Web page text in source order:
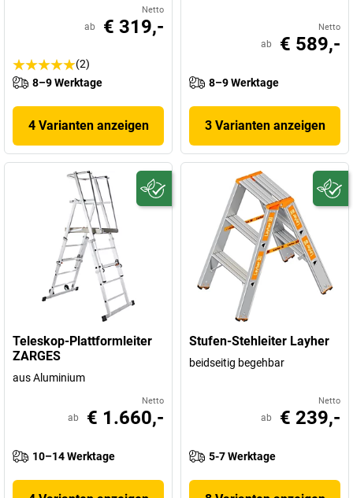
Netto
ab € 319,-
(2)
8–9 Werktage
4 Varianten anzeigen
Netto
ab € 589,-
8–9 Werktage
3 Varianten anzeigen
Teleskop-Plattformleiter
ZARGES
aus Aluminium
Netto
ab € 1.660,-
10–14 Werktage
Stufen-Stehleiter Layher
beidseitig begehbar
Netto
ab € 239,-
5-7 Werktage